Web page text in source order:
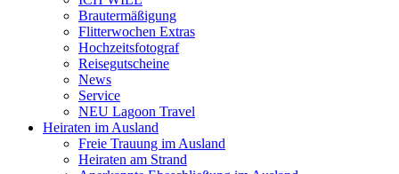
Brautermäßigung
Flitterwochen Extras
Hochzeitsfotograf
Reisegutscheine
News
Service
NEU Lagoon Travel
Heiraten im Ausland
Freie Trauung im Ausland
Heiraten am Strand